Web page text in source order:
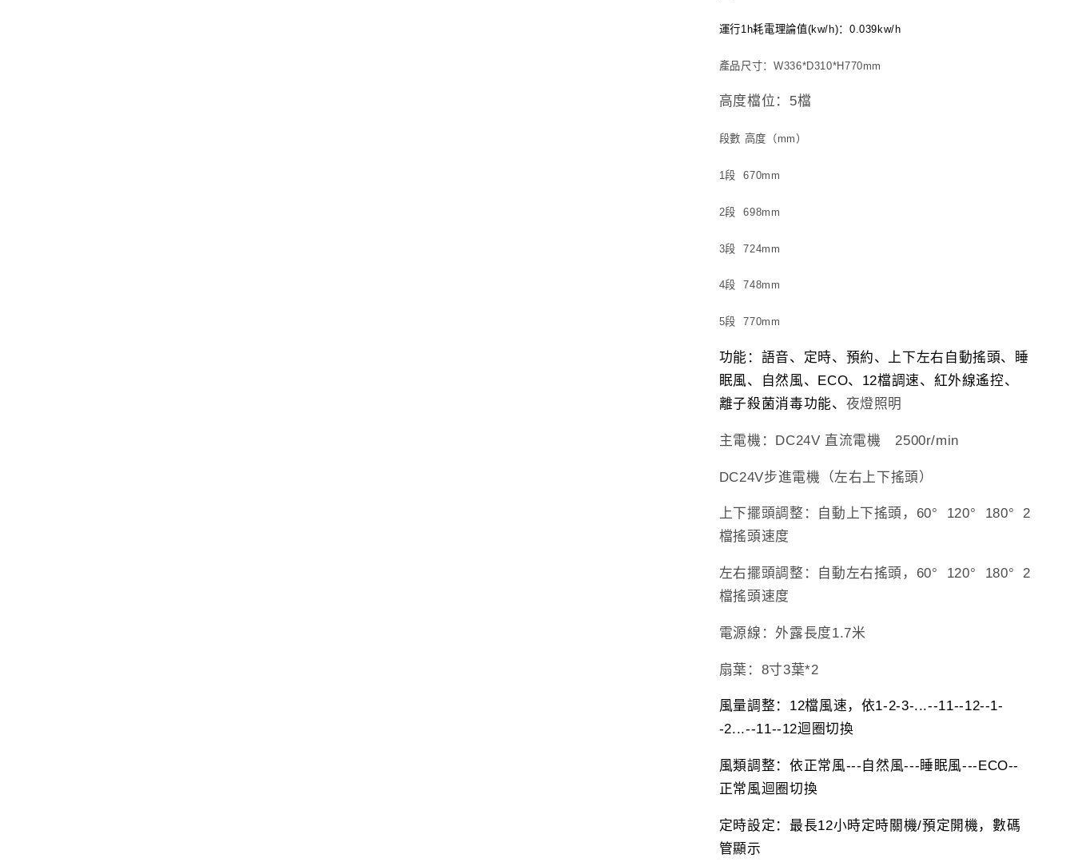
運行1h耗電理論值(kw/h)： 0.039kw/h
產品尺寸： W336*D310*H770mm
高度檔位： 5檔
段數 高度（ mm ）
1段 670mm
2段 698mm
3段 724mm
4段 748mm
5段 770mm
功能：語音、定時、預約、上下左右自動搖頭、睡
眠風、自然風、 ECO、 12檔調速、紅外線遙控、
離子殺菌消毒功能、 夜燈照明
主電機： DC24V 直流電機 2500r/min
DC24V步進電機（左右上下搖頭）
上下擺頭調整：自動上下搖頭， 60° 120° 180°
2
檔搖頭速度
左右擺頭調整：自動左右搖頭， 60° 120° 180° 2
檔搖頭速度
電源線：外露長度1.7米
扇葉： 8寸3葉*2
風量調整： 12檔風速，依1-2-3-...--11--12--1-
-2...--11--12迴圈切換
風類調整：依正常風--- 自然風---睡眠風---ECO--
正常風迴圈切換
定時設定：最長12小時定時關機/預定開機，數碼
管顯示